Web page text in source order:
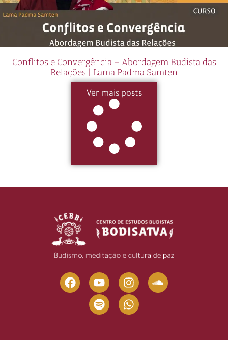
Conflitos e Convergência – Abordagem Budista das
Relações | Lama Padma Samten
Ver mais posts